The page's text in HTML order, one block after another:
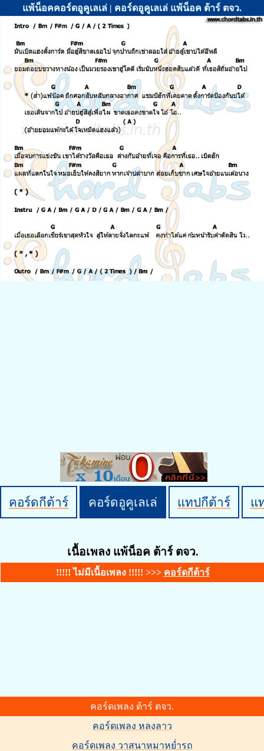
แพ้น็อคคอร์ดอูคูเลเล่ | คอร์ดอูคูเลเล่ แพ้น็อค ต้าร์ ตจว.
คอร์ดกีต้าร์ คอร์ดอูคูเลเล่ แทปกีต้าร์ แ
เนื้อเพลง แพ้น็อค ต้าร์ ตจว.
!!!!! ไม่มีเนื้อเพลง !!!!! >>> คอร์ดกีต้าร์
คอร์ดเพลง ต้าร์ ตจว.
คอร์ดเพลง หลงลาว
คอร์ดเพลง วาสนาหมาหย่ำรถ